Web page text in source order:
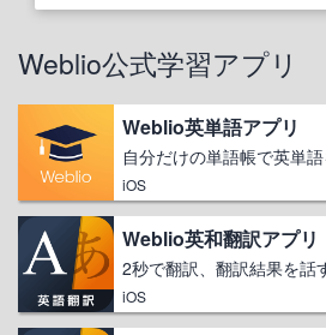
Weblio公式学習アプリ
Weblio英単語アプリ
自分だけの単語帳で英単
iOS
Weblio英和翻訳アプリ
2秒で翻訳、翻訳結果を話
iOS